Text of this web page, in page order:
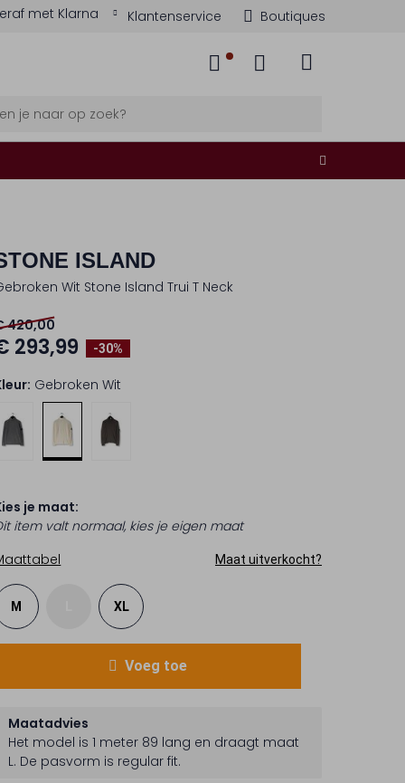
met Klarna Klantenservice Boutiques
ISLAND
Wit Stone Island Trui T Neck
-30%
420,00
293,99
Gebroken Wit
je maat:
item valt normaal, kies je eigen maat
Maat uitverkocht?
M XL
Voeg toe
Maatadvies
Het model is 1 meter 89 lang en draagt maat
L. De pasvorm is regular fit.